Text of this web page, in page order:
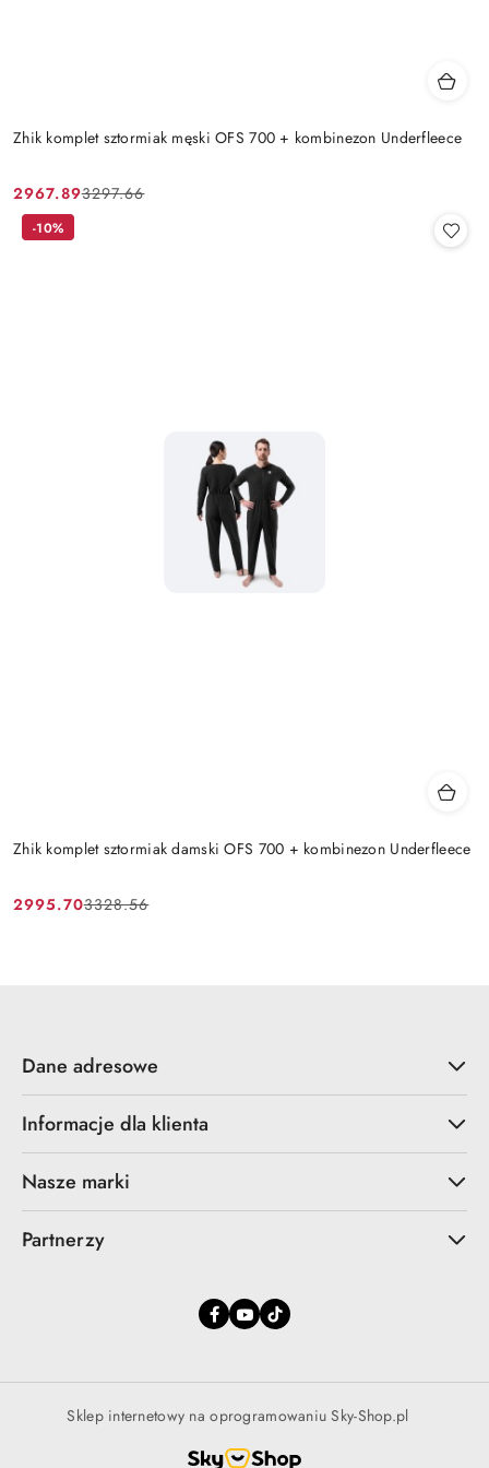
Zhik komplet sztormiak męski OFS 700 + kombinezon Underfleece
Cena
promocyjna:
2967.89
Cena
przed
3297.66
Zhik komplet sztormiak damski OFS 700 + kombinezon Underfleece
Cena
2995.70
Cena
3328.56
-10%
Dane adresowe
Informacje dla klienta
Nasze marki
Partnerzy
Sklep internetowy na oprogramowaniu Sky-Shop.pl